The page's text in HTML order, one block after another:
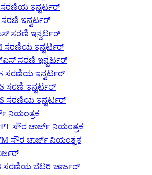
ಸರಣಿಯ ಇನ್ವರ್ಟರ್
ಸರಣಿ ಇನ್ವರ್ಟರ್
ಸರಣಿ ಇನ್ವರ್ಟರ್
ಸರಣಿಯ ಇನ್ವರ್ಟರ್
ಸರಣಿ ಇನ್ವರ್ಟರ್
ಸರಣಿಯ ಇನ್ವರ್ಟರ್
ಸರಣಿ ಇನ್ವರ್ಟರ್
ಸರಣಿಯ ಇನ್ವರ್ಟರ್
ನಿಯಂತ್ರಕ
ಸೌರ ಚಾರ್ಜ್ ನಿಯಂತ್ರಕ
ಸೌರ ಚಾರ್ಜ್ ನಿಯಂತ್ರಕ
ಸರಣಿಯ ಬೆಟರಿ ಚಾರ್ಜರ್